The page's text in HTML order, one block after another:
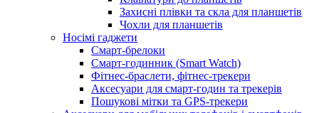
Захисні плівки та скла для планшетів
Чохли для планшетів
Носімі гаджети
Смарт-брелоки
Смарт-годинник (Smart Watch)
Фітнес-браслети, фітнес-трекери
Аксесуари для смарт-годин та трекерів
Пошукові мітки та GPS-трекери